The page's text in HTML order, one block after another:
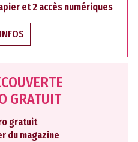
et 2 accès numériques
GRATUIT
gratuit
du magazine